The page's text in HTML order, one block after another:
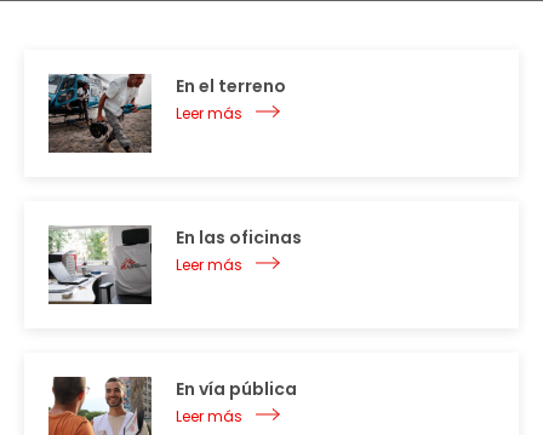
En el terreno
Leer más
En las oficinas
Leer más
En vía pública
Leer más